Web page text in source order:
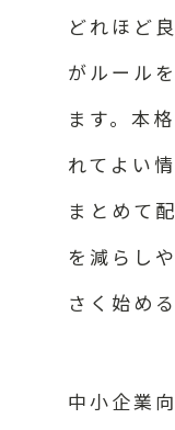
どれほど
がルール
ます。本
れてよい
まとめて
を減らし
さく始め
中小企業